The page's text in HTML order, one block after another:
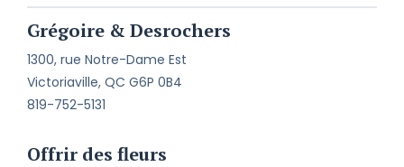
Grégoire & Desrochers
1300, rue Notre-Dame Est
Victoriaville, QC G6P 0B4
819-752-5131
Offrir des fleurs